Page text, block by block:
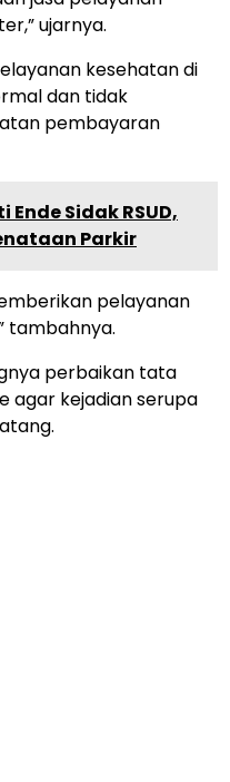
ujarnya.
kesehatan di
dan tidak
pembayaran
Sidak RSUD,
Parkir
pelayanan
tambahnya.
perbaikan tata
agar kejadian serupa